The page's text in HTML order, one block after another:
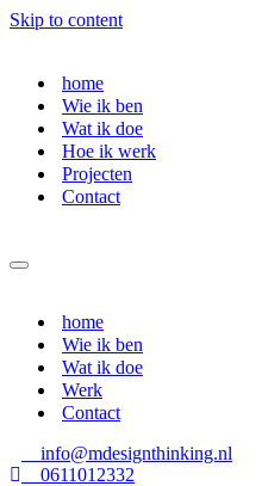
Skip to content
home
Wie ik ben
Wat ik doe
Hoe ik werk
Projecten
Contact
Navigation
home
Wie ik ben
Wat ik doe
Werk
Contact
info@mdesignthinking.nl
0611012332